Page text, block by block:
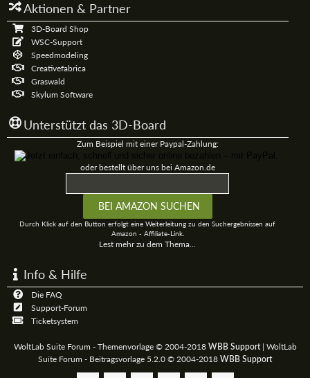
Aktionen & Partner
3D-Board Shop
WSC-Support
Speedmodeling
Creativefabrica
Graswald
Skylum Software
Unterstützt das 3D-Board
Zum Beispiel mit einer Paypal-Zahlung:
oder bestellt über uns bei Amazon.de
Durch Klick auf den Button erfolgt eine Weiterleitung zu den Suchergebnissen auf
Amazon - Affiliate-Link.
Lest mehr zu dem Thema...
Info & Hilfe
Die FAQ
Support-Forum
Ticketsystem
WoltLab Suite Forum - Themenvorlage © 2004-2018 WBB Support| WoltLab
Suite Forum - Beitragsvorlage 5.2.0 © 2004-2018 WBB Support